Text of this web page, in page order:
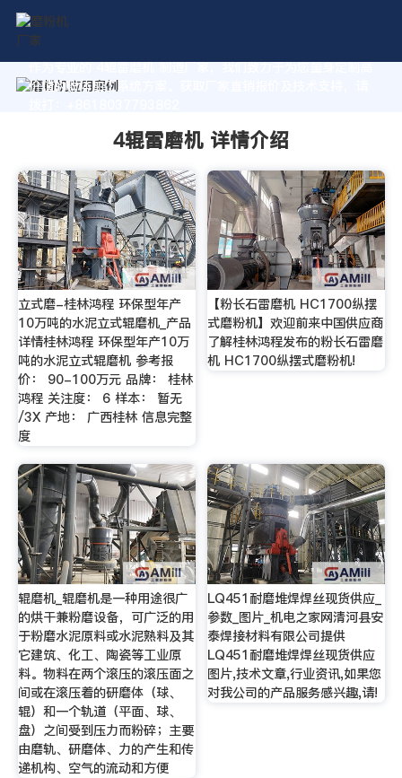
作为专业的 4辊雷磨机 制造厂家，我们致力于为您量身定制高
价值的粉体加工系统方案。获取厂家直销报价及技术支持，请
4辊雷磨机 详情介绍
立式磨-桂林鸿程 环保型年产
10万吨的水泥立式辊磨机_产品
详情桂林鸿程 环保型年产10万
吨的水泥立式辊磨机 参考报
价： 90-100万元 品牌： 桂林
鸿程 关注度： 6 样本： 暂无
/3X 产地： 广西桂林 信息完整
度
【粉长石雷磨机 HC1700纵摆
式磨粉机】欢迎前来中国供应商
了解桂林鸿程发布的粉长石雷磨
机 HC1700纵摆式磨粉机!
辊磨机_辊磨机是一种用途很广
的烘干兼粉磨设备，可广泛的用
于粉磨水泥原料或水泥熟料及其
它建筑、化工、陶瓷等工业原
料。物料在两个滚压的滚压面之
间或在滚压着的研磨体（球、
辊）和一个轨道（平面、球、
盘）之间受到压力而粉碎；主要
由磨轨、研磨体、力的产生和传
递机构、空气的流动和方便
LQ451耐磨堆焊焊丝现货供应_
参数_图片_机电之家网清河县安
泰焊接材料有限公司提供
LQ451耐磨堆焊焊丝现货供应
图片,技术文章,行业资讯,如果您
对我公司的产品服务感兴趣,请!